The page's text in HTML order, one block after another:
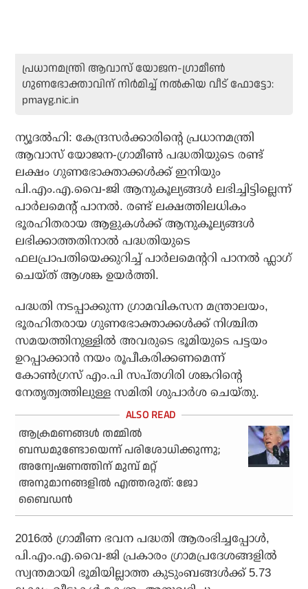
പ്രധാനമന്ത്രി ആവാസ് യോജന-ഗ്രാമീൺ
ഗുണഭോക്താവിന് നിർമിച്ച് നൽകിയ വീട് ഫോട്ടോ:
pmayg.nic.in
ന്യൂദൽഹി: കേന്ദ്രസർക്കാരിൻ്റെ പ്രധാനമന്ത്രി
ആവാസ് യോജന-ഗ്രാമീൺ പദ്ധതിയുടെ രണ്ട്
ലക്ഷം ഗുണഭോക്താക്കൾക്ക് ഇനിയും
പി.എം.എ.വൈ-ജി ആനുകൂല്യങ്ങൾ ലഭിച്ചിട്ടില്ലെന്ന്
പാർലമെന്റ് പാനൽ. രണ്ട് ലക്ഷത്തിലധികം
ഭൂരഹിതരായ ആളുകൾക്ക് ആനുകൂല്യങ്ങൾ
ലഭിക്കാത്തതിനാൽ പദ്ധതിയുടെ
ഫലപ്രാപതിയെക്കുറിച്ച് പാർലമെൻ്ററി പാനൽ ഫ്ലാഗ്
ചെയ്‌ത് ആശങ്ക ഉയർത്തി.
പദ്ധതി നടപ്പാക്കുന്ന ഗ്രാമവികസന മന്ത്രാലയം,
ഭൂരഹിതരായ ഗുണഭോക്താക്കൾക്ക് നിശ്ചിത
സമയത്തിനുള്ളിൽ അവരുടെ ഭൂമിയുടെ പട്ടയം
ഉറപ്പാക്കാൻ നയം രൂപീകരിക്കണമെന്ന്
കോൺഗ്രസ് എം.പി സപ്തഗിരി ശങ്കറിൻ്റെ
നേതൃത്വത്തിലുള്ള സമിതി ശുപാർശ ചെയ്തു.
ആക്രമണങ്ങള്‍ തമ്മില്‍
ബന്ധമുണ്ടോയെന്ന് പരിശോധിക്കുന്നു;
അന്വേഷണത്തിന് മുമ്പ് മറ്റ്
അനുമാനങ്ങളില്‍ എത്തരുത്: ജോ
ബൈഡന്‍
2016ൽ ഗ്രാമീണ ഭവന പദ്ധതി ആരംഭിച്ചപ്പോൾ,
പി.എം.എ.വൈ-ജി പ്രകാരം ഗ്രാമപ്രദേശങ്ങളിൽ
സ്വന്തമായി ഭൂമിയില്ലാത്ത കുടുംബങ്ങൾക്ക് 5.73